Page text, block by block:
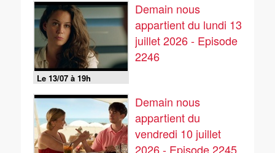
Le 13/07 à 19h
Demain nous
appartient du lundi 13
juillet 2026 - Episode
2246
Demain nous
appartient du
vendredi 10 juillet
2026 - Episode 2245